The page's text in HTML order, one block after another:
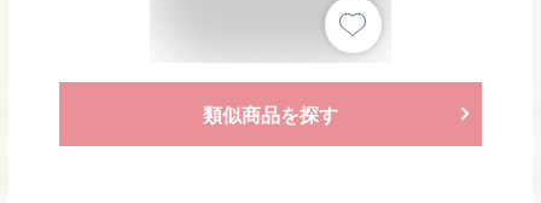
類似商品を探す